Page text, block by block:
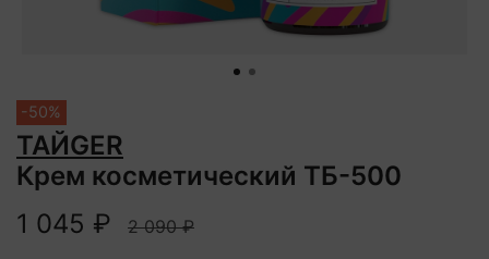
-50%
ТАЙGER
Крем косметический ТБ-500
1 045 ₽
2 090 ₽